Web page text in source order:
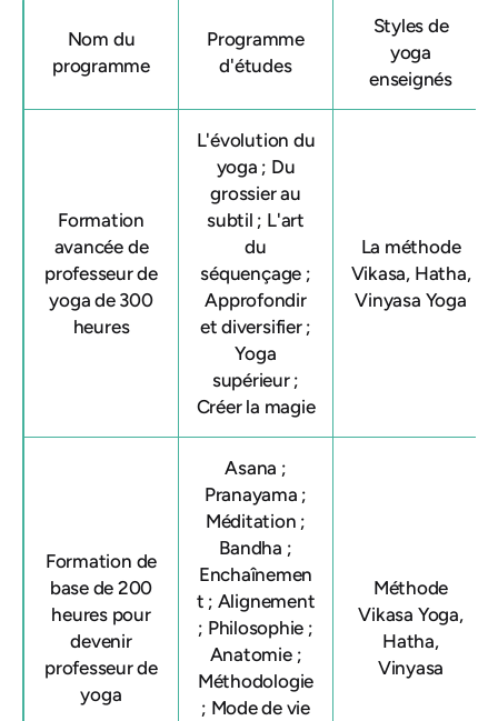
Nom du
programme
Programme
d'études
Styles de
yoga
enseignés
Formation
avancée de
professeur de
yoga de 300
heures
L'évolution du
yoga ; Du
grossier au
subtil ; L'art
du
séquençage ;
Approfondir
et diversifier ;
Yoga
supérieur ;
Créer la magie
La méthode
Vikasa, Hatha,
Vinyasa Yoga
Formation de
base de 200
heures pour
devenir
professeur de
yoga
Asana ;
Pranayama ;
Méditation ;
Bandha ;
Enchaînemen
t ; Alignement
; Philosophie ;
Anatomie ;
Méthodologie
; Mode de vie
Méthode
Vikasa Yoga,
Hatha,
Vinyasa